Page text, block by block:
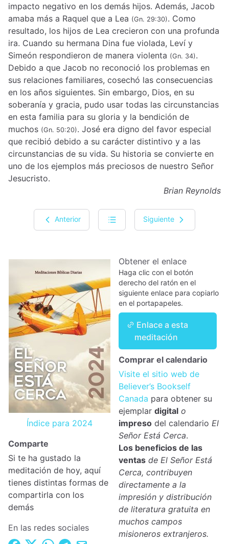
impacto negativo en los demás hijos. Además, Jacob
amaba más a Raquel que a Lea (Gn. 29:30). Como
resultado, los hijos de Lea crecieron con una profunda
ira. Cuando su hermana Dina fue violada, Leví y
Simeón respondieron de manera violenta (Gn. 34).
Debido a que Jacob no reconoció los problemas en
sus relaciones familiares, cosechó las consecuencias
en los años siguientes. Sin embargo, Dios, en su
soberanía y gracia, pudo usar todas las circunstancias
en esta familia para su gloria y la bendición de
muchos (Gn. 50:20). José era digno del favor especial
que recibió debido a su carácter distintivo y a las
circunstancias de su vida. Su historia se convierte en
uno de los ejemplos más preciosos de nuestro Señor
Jesucristo.
Brian Reynolds
Anterior Siguiente
Índice para 2024
Comparte
Si te ha gustado la
meditación de hoy, aquí
tienes distintas formas de
compartirla con los
demás
En las redes sociales
Obtener el enlace
Haga clic con el botón
derecho del ratón en el
siguiente enlace para copiarlo
en el portapapeles.
Enlace a esta
meditación
Comprar el calendario
Visite el sitio web de
Believer’s Bookself
Canada para obtener su
ejemplar digital o
impreso del calendario El
Señor Está Cerca.
Los beneficios de las
ventas de El Señor Está
Cerca, contribuyen
directamente a la
impresión y distribución
de literatura gratuita en
muchos campos
misioneros extranjeros.